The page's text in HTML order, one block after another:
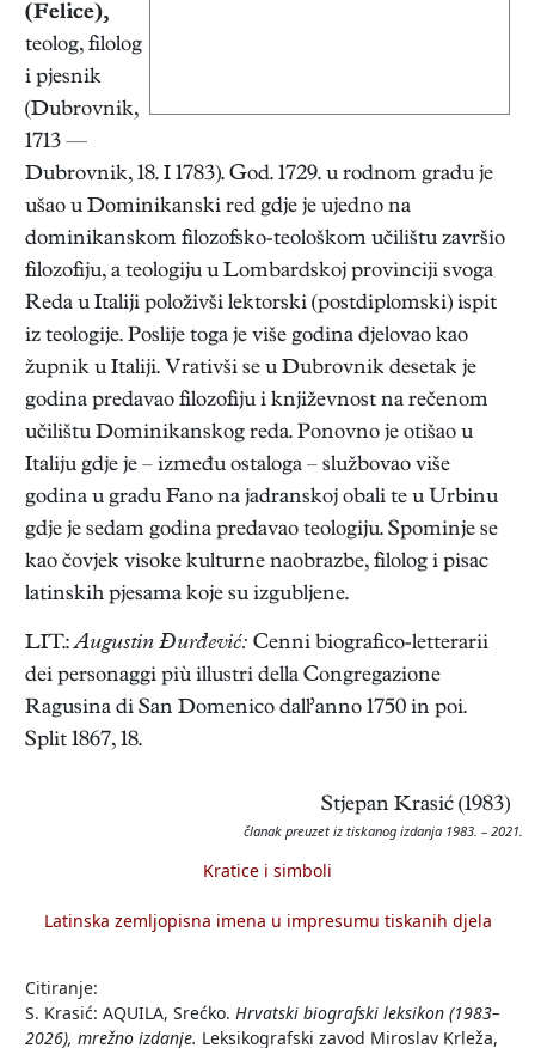
(Felice),
teolog, filolog
i pjesnik
(Dubrovnik,
1713 —
Dubrovnik, 18. I 1783). God. 1729. u rodnom gradu je
ušao u Dominikanski red gdje je ujedno na
dominikanskom filozofsko-teološkom učilištu završio
filozofiju, a teologiju u Lombardskoj provinciji svoga
Reda u Italiji položivši lektorski (postdiplomski) ispit
iz teologije. Poslije toga je više godina djelovao kao
župnik u Italiji. Vrativši se u Dubrovnik desetak je
godina predavao filozofiju i književnost na rečenom
učilištu Dominikanskog reda. Ponovno je otišao u
Italiju gdje je – između ostaloga – službovao više
godina u gradu Fano na jadranskoj obali te u Urbinu
gdje je sedam godina predavao teologiju. Spominje se
kao čovjek visoke kulturne naobrazbe, filolog i pisac
latinskih pjesama koje su izgubljene.
LIT.:Augustin Đurđević: Cenni biografico-letterarii
dei personaggi più illustri della Congregazione
Ragusina di San Domenico dall’anno 1750 in poi.
Split 1867, 18.
Stjepan Krasić (1983)
članak preuzet iz tiskanog izdanja 1983. – 2021.
Kratice i simboli
Latinska zemljopisna imena u impresumu tiskanih djela
Citiranje:
S. Krasić: AQUILA, Srećko. Hrvatski biografski leksikon (1983–
2026), mrežno izdanje. Leksikografski zavod Miroslav Krleža,